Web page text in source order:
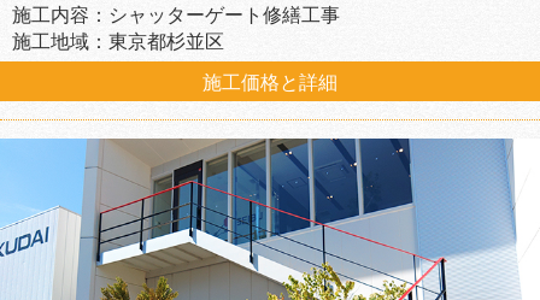
施工内容：シャッターゲート修繕工事
施工地域：東京都杉並区
施工価格と詳細